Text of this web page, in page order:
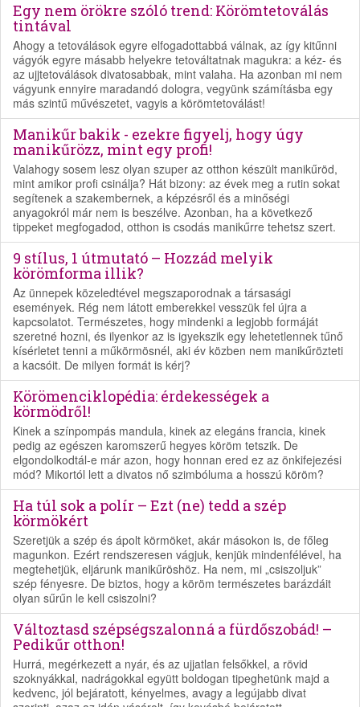
Egy nem örökre szóló trend: Körömtetoválás
tintával
Ahogy a tetoválások egyre elfogadottabbá válnak, az így kitűnni
vágyók egyre másabb helyekre tetováltatnak magukra: a kéz- és
az ujjtetoválások divatosabbak, mint valaha. Ha azonban mi nem
vágyunk ennyire maradandó dologra, vegyünk számításba egy
más szintű művészetet, vagyis a körömtetoválást!
Manikűr bakik - ezekre figyelj, hogy úgy
manikűrözz, mint egy profi!
Valahogy sosem lesz olyan szuper az otthon készült manikűröd,
mint amikor profi csinálja? Hát bizony: az évek meg a rutin sokat
segítenek a szakembernek, a képzésről és a minőségi
anyagokról már nem is beszélve. Azonban, ha a következő
tippeket megfogadod, otthon is csodás manikűrre tehetsz szert.
9 stílus, 1 útmutató – Hozzád melyik
körömforma illik?
Az ünnepek közeledtével megszaporodnak a társasági
események. Rég nem látott emberekkel vesszük fel újra a
kapcsolatot. Természetes, hogy mindenki a legjobb formáját
szeretné hozni, és ilyenkor az is igyekszik egy lehetetlennek tűnő
kísérletet tenni a műkörmösnél, aki év közben nem manikűrözteti
a kacsóit. De milyen formát is kérj?
Körömenciklopédia: érdekességek a
körmödről!
Kinek a színpompás mandula, kinek az elegáns francia, kinek
pedig az egészen karomszerű hegyes köröm tetszik. De
elgondolkodtál-e már azon, hogy honnan ered ez az önkifejezési
mód? Mikortól lett a divatos nő szimbóluma a hosszú köröm?
Ha túl sok a polír – Ezt (ne) tedd a szép
körmökért
Szeretjük a szép és ápolt körmöket, akár másokon is, de főleg
magunkon. Ezért rendszeresen vágjuk, kenjük mindenfélével, ha
megtehetjük, eljárunk manikűröshöz. Ha nem, mi „csiszoljuk”
szép fényesre. De biztos, hogy a köröm természetes barázdáit
olyan sűrűn le kell csiszolni?
Változtasd szépségszalonná a fürdőszobád! –
Pedikűr otthon!
Hurrá, megérkezett a nyár, és az ujjatlan felsőkkel, a rövid
szoknyákkal, nadrágokkal együtt boldogan tipeghetünk majd a
kedvenc, jól bejáratott, kényelmes, avagy a legújabb divat